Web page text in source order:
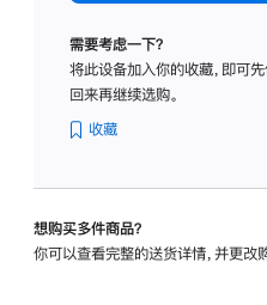
璃
转
需要考虑一下？
将此设备加入你的收藏，即可
回来再继续选购。
收藏
想购买多件商品？
你可以查看完整的送货详情，并更改